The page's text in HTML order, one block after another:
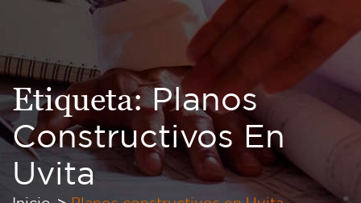
Etiqueta:Planos
Constructivos En
Uvita